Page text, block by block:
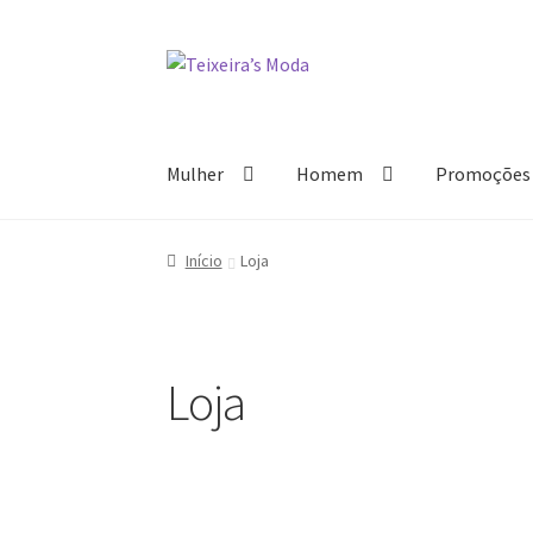
Ir
Saltar
Mulher Homem Promoções
Início Loja
Loja